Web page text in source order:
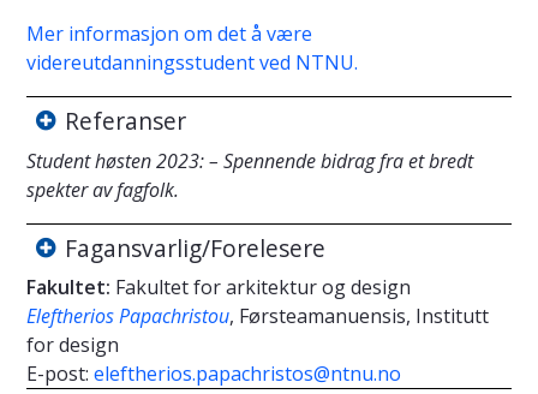
Mer informasjon om det å være
videreutdanningsstudent ved NTNU.
Referanser
Student høsten 2023: – Spennende bidrag fra et bredt
spekter av fagfolk.
Fagansvarlig/Forelesere
Fakultet: Fakultet for arkitektur og design
Eleftherios Papachristou, Førsteamanuensis, Institutt
for design
E-post: eleftherios.papachristos@ntnu.no